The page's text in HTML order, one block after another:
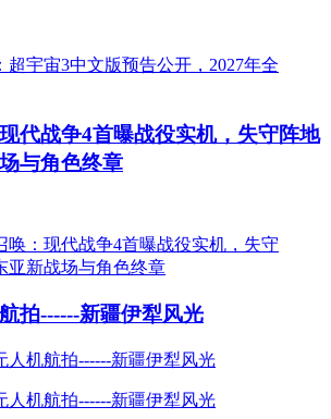
代战争4首曝战役实机，失守阵地
与角色终章
拍------新疆伊犁风光